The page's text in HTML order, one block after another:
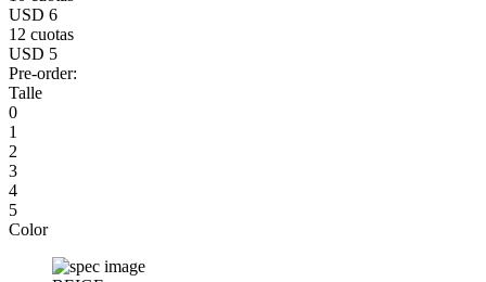
USD 6
12 cuotas
USD 5
Pre-order:
Talle
0
1
2
3
4
5
Color